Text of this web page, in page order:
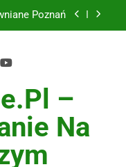
Poznań
Lublin
Poznań
–
Na